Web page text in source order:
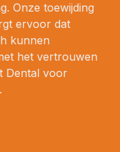
Onze toewijding
ervoor dat
kunnen
het vertrouwen
Dental voor